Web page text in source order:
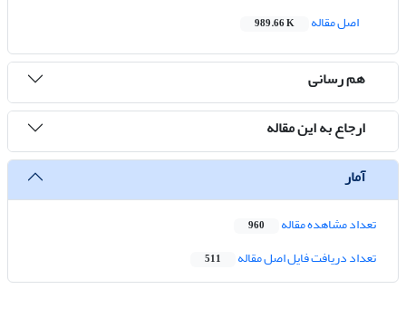
اصل مقاله
989.66 K
هم رسانی
ارجاع به این مقاله
آمار
تعداد مشاهده مقاله 960
تعداد دریافت فایل اصل مقاله 511